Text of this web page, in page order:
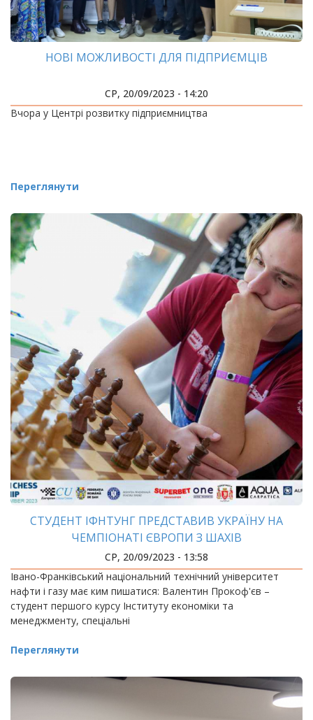
НОВІ МОЖЛИВОСТІ ДЛЯ ПІДПРИЄМЦІВ
СР, 20/09/2023 - 14:20
Вчора у Центрі розвитку підприємництва
Переглянути
СТУДЕНТ ІФНТУНГ ПРЕДСТАВИВ УКРАЇНУ НА
ЧЕМПІОНАТІ ЄВРОПИ З ШАХІВ
СР, 20/09/2023 - 13:58
Івано-Франківський національний технічний університет
нафти і газу має ким пишатися: Валентин Прокоф'єв –
студент першого курсу Інституту економіки та
менеджменту, спеціальні
Переглянути